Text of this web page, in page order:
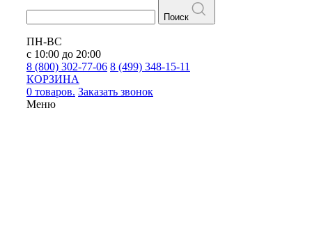
Поиск
ПН-ВС
с 10:00 до 20:00
8 (800) 302-77-06 8 (499) 348-15-11
КОРЗИНА
0 товаров. Заказать звонок
Меню